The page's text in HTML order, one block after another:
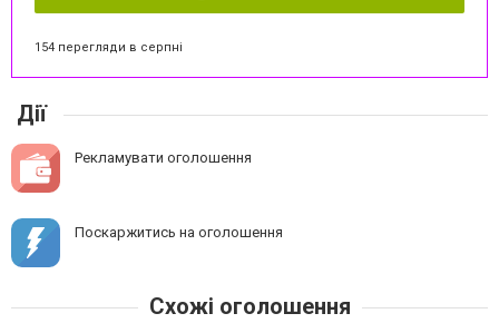
154 перегляди в серпні
Дії
Рекламувати оголошення
Поскаржитись на оголошення
Схожі оголошення